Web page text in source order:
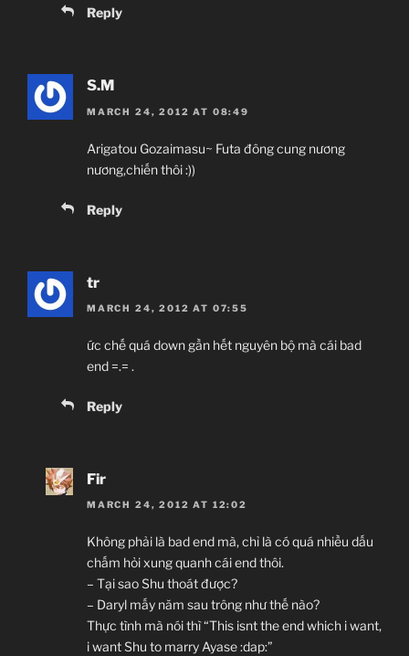
Reply
S.M
MARCH 24, 2012 AT 08:49
Arigatou Gozaimasu~ Futa đông cung nương
nương,chiến thôi :))
Reply
tr
MARCH 24, 2012 AT 07:55
ức chế quá down gần hết nguyên bộ mà cái bad
end =.= .
Reply
Fir
MARCH 24, 2012 AT 12:02
Không phải là bad end mà, chỉ là có quá nhiều dấu
chấm hỏi xung quanh cái end thôi.
– Tại sao Shu thoát được?
– Daryl mấy năm sau trông như thế nào?
Thực tình mà nói thì “This isnt the end which i want,
i want Shu to marry Ayase :dap:”